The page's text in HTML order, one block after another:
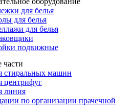
для белья
для белья
для белья
подвижные
части
стиральных машин
центрифуг
линия
по организации прачечной